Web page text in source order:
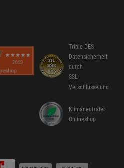
Triple DES
Datensicherheit
durch
SSL-
Verschlüsselung
Klimaneutraler
Onlineshop